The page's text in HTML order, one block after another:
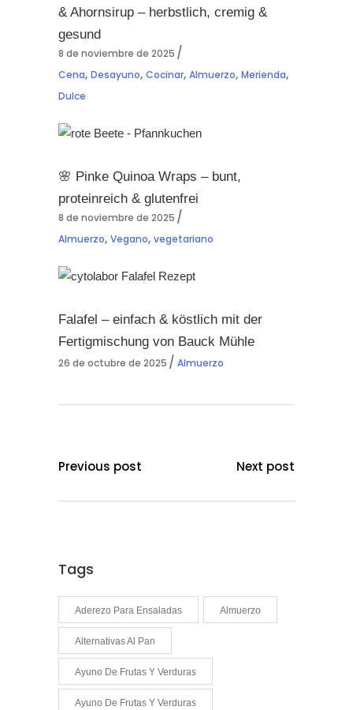
& Ahornsirup – herbstlich, cremig &
gesund
8 de noviembre de 2025
Cena, Desayuno, Cocinar, Almuerzo, Merienda,
Dulce
🌸 Pinke Quinoa Wraps – bunt,
proteinreich & glutenfrei
8 de noviembre de 2025
Almuerzo, Vegano, vegetariano
Falafel – einfach & köstlich mit der
Fertigmischung von Bauck Mühle
26 de octubre de 2025 Almuerzo
Previous post Next post
Tags
Aderezo Para Ensaladas Almuerzo
Alternativas Al Pan
Ayuno De Frutas Y Verduras
Ayuno De Frutas Y Verduras